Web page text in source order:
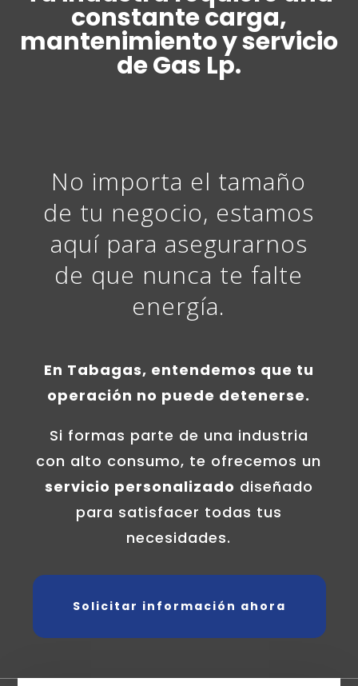
constante carga,
mantenimiento y servicio
de Gas Lp.
No importa el tamaño
de tu negocio, estamos
aquí para asegurarnos
de que nunca te falte
energía.
En Tabagas, entendemos que tu
operación no puede detenerse.
Si formas parte de una industria
con alto consumo, te ofrecemos un
servicio personalizado diseñado
para satisfacer todas tus
necesidades.
Solicitar información ahora